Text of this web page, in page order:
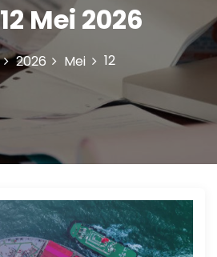
12 Mei 2026
2026 Mei 12